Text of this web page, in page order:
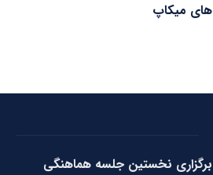
های میکاپ
برگزاری نخستین جلسه هماهنگی